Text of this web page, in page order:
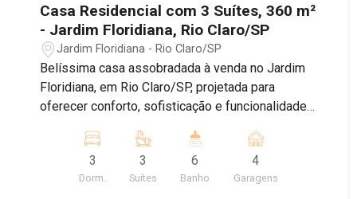
Casa Residencial com 3 Suítes, 360 m²
- Jardim Floridiana, Rio Claro/SP
Jardim Floridiana - Rio Claro/SP
Belíssima casa assobradada à venda no Jardim
Floridiana, em Rio Claro/SP, projetada para
oferecer conforto, sofisticação e funcionalidade
veículos, o imóvel conta com ambientes amplos,
bem distribuídos e excelente iluminação natural,
incluindo sala de jantar, sala de estar com pé-
3
Dorm.
3
Suítes
6
Banho
4
Garagens